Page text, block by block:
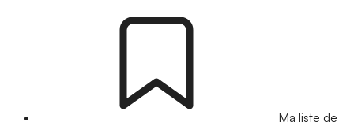
Ma liste de